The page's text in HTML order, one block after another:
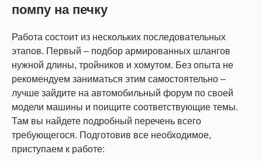
помпу на печку
Работа состоит из нескольких последовательных
этапов. Первый – подбор армированных шлангов
нужной длины, тройников и хомутом. Без опыта не
рекомендуем заниматься этим самостоятельно –
лучше зайдите на автомобильный форум по своей
модели машины и поищите соответствующие темы.
Там вы найдете подробный перечень всего
требующегося. Подготовив все необходимое,
приступаем к работе: